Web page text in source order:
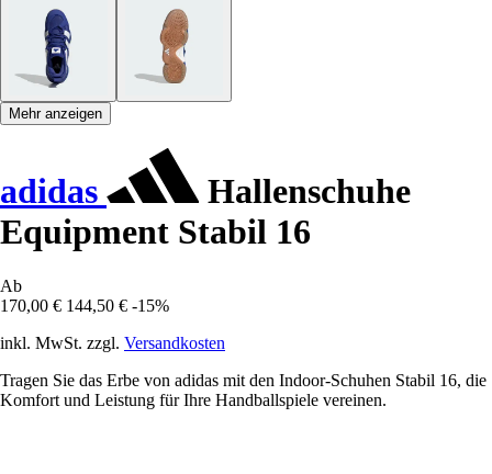
Mehr anzeigen
adidas
Hallenschuhe
Equipment Stabil 16
Ab
170,00 € 144,50 € -15%
inkl. MwSt. zzgl. Versandkosten
Tragen Sie das Erbe von adidas mit den Indoor-Schuhen Stabil 16, die
Komfort und Leistung für Ihre Handballspiele vereinen.